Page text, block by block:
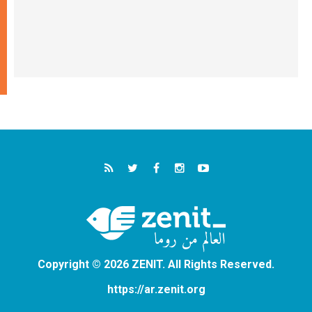
Copyright © 2026 ZENIT. All Rights Reserved.
https://ar.zenit.org